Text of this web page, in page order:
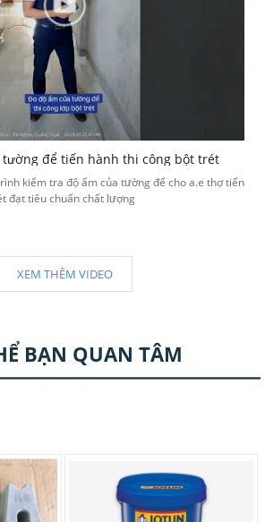
tường để tiến hành thi công bột trét
kiểm tra độ ẩm của tường để cho a.e thợ tiến
đạt tiêu chuẩn chất lượng
XEM THÊM VIDEO
BẠN QUAN TÂM